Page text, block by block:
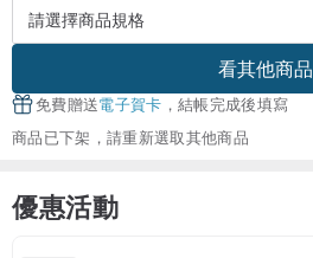
看其他商品
免費贈送電子賀卡 ，結帳完成後填寫
商品已下架，請重新選取其他商品
優惠活動